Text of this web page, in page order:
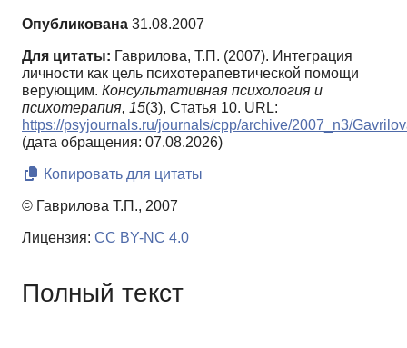
Опубликована 31.08.2007
Для цитаты: Гаврилова, Т.П. (2007). Интеграция
личности как цель психотерапевтической помощи
верующим. Консультативная психология и
психотерапия, 15(3), Статья 10. URL:
https://psyjournals.ru/journals/cpp/archive/2007_n3/
(дата обращения: 07.08.2026)
Копировать для цитаты
© Гаврилова Т.П., 2007
Лицензия: CC BY-NC 4.0
Полный текст